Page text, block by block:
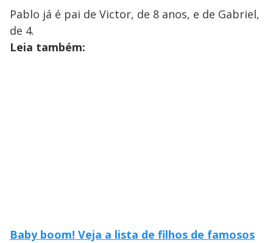
Pablo já é pai de Victor, de 8 anos, e de Gabriel,
de 4.
Leia também:
Baby boom! Veja a lista de filhos de famosos